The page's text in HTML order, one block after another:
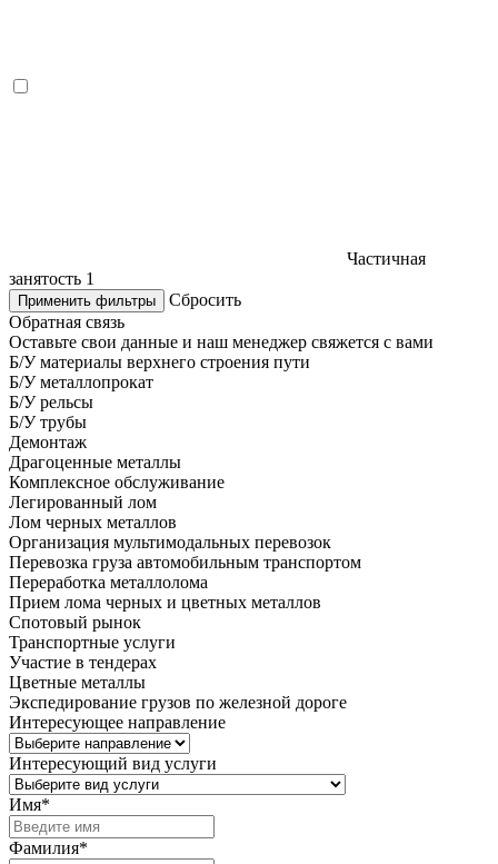
Частичная
занятость 1
Применить фильтры
Сбросить
Обратная связь
Оставьте свои данные и наш менеджер свяжется с вами
Б/У материалы верхнего строения пути
Б/У металлопрокат
Б/У рельсы
Б/У трубы
Демонтаж
Драгоценные металлы
Комплексное обслуживание
Легированный лом
Лом черных металлов
Организация мультимодальных перевозок
Перевозка груза автомобильным транспортом
Переработка металлолома
Прием лома черных и цветных металлов
Спотовый рынок
Транспортные услуги
Участие в тендерах
Цветные металлы
Экспедирование грузов по железной дороге
Интересующее направление
Интересующий вид услуги
Имя*
Фамилия*